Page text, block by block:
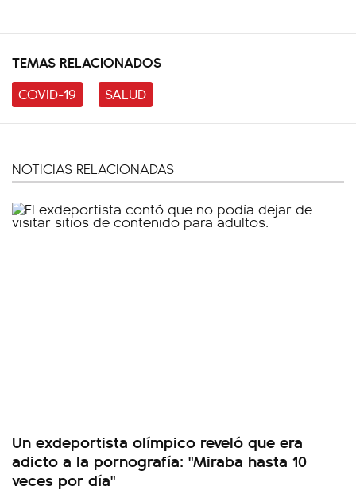
TEMAS RELACIONADOS
COVID-19
SALUD
NOTICIAS RELACIONADAS
Un exdeportista olímpico reveló que era
adicto a la pornografía: "Miraba hasta 10
veces por día"